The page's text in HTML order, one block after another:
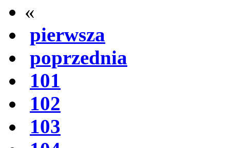
«
pierwsza
poprzednia
101
102
103